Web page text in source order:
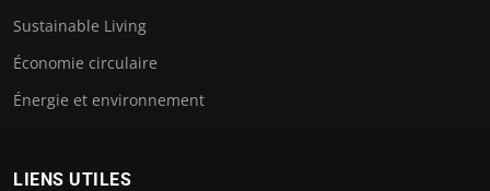
Sustainable Living
Économie circulaire
Énergie et environnement
LIENS UTILES